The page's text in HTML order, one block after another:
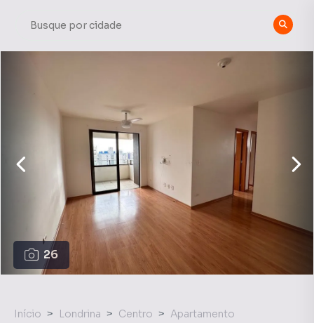
26
Início Londrina Centro
Apartamento